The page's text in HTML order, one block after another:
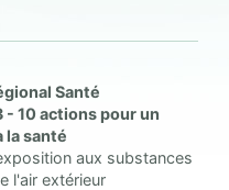
Santé
10 actions pour un
la santé
aux substances
l'air extérieur